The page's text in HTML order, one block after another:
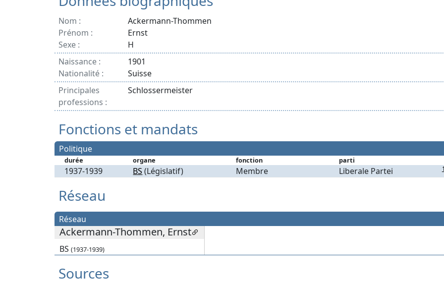
Nom :
Ackermann-Thommen
Prénom :
Ernst
Sexe :
H
Naissance :
1901
Nationalité :
Suisse
Principales
professions :
Schlossermeister
Fonctions et mandats
Politique
durée organe fonction parti
1937-1939 BS (Législatif) Membre Liberale Partei
Réseau
Réseau
Ackermann-Thommen, Ernst
BS (1937-1939)
Sources